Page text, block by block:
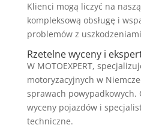
Klienci mogą liczyć na
kompleksową obsługę i
problemów z
Rzetelne wyceny i
W MOTOEXPERT,
motoryzacyjnych w
sprawach
wyceny pojazdów i
techniczne.